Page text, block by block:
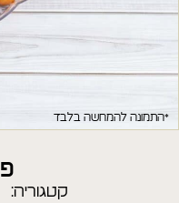
*התמונה להמחשה בלבד
קטגוריה: